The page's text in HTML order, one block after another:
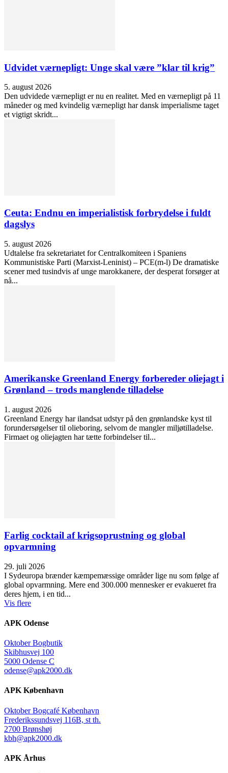
Udvidet værnepligt: Unge skal være ”klar til krig”
5. august 2026
Den udvidede værnepligt er nu en realitet. Med en værnepligt på 11
måneder og med kvindelig værnepligt har dansk imperialisme taget
et vigtigt skridt...
Ceuta: Endnu en imperialistisk forbrydelse i fuldt
dagslys
5. august 2026
Udtalelse fra sekretariatet for Centralkomiteen i Spaniens
Kommunistiske Parti (Marxist-Leninist) – PCE(m-l) De dramatiske
scener med tusindvis af unge marokkanere, der desperat forsøger at
nå...
Amerikanske Greenland Energy forbereder oliejagt i
Grønland – trods manglende tilladelse
1. august 2026
Greenland Energy har ilandsat udstyr på den grønlandske kyst til
forundersøgelser til olieboring, selvom de mangler miljøtilladelse.
Firmaet og oliejagten har tætte forbindelser til...
Farlig cocktail af krigsoprustning og global
opvarmning
29. juli 2026
I Sydeuropa brænder kæmpemæssige områder lige nu som følge af
global opvarmning. Mere end 300.000 mennesker er evakueret fra
deres hjem, i en tid...
Vis flere
APK Odense
Oktober Bogbutik
Skibhusvej 100
5000 Odense C
odense@apk2000.dk
APK København
Oktober Bogcafé København
Frederikssundsvej 116B, st th.
2700 Brønshøj
kbh@apk2000.dk
APK Århus